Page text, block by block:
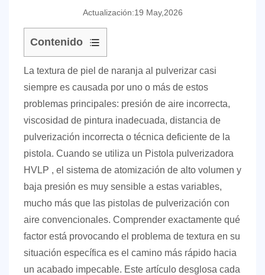
Actualización:19 May,2026
Contenido
1
Las
causas
fundamentales
de
la
piel
de
naranja:
una
avería
directa
2
Configuraciones
La textura de piel de naranja al pulverizar casi
siempre es causada por uno o más de estos
problemas principales: presión de aire incorrecta,
viscosidad de pintura inadecuada, distancia de
pulverización incorrecta o técnica deficiente de la
pistola. Cuando se utiliza un Pistola pulverizadora
HVLP , el sistema de atomización de alto volumen y
baja presión es muy sensible a estas variables,
mucho más que las pistolas de pulverización con
aire convencionales. Comprender exactamente qué
factor está provocando el problema de textura en su
situación específica es el camino más rápido hacia
un acabado impecable. Este artículo desglosa cada